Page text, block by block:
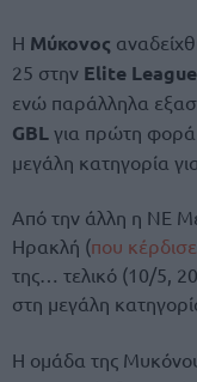
Η Μύκονος
25 στην Elite League
ενώ παράλληλα
GBL για πρώτη φορά
μεγάλη κατηγορία
Από την άλλη η ΝΕ
Ηρακλή (που
της… τελικό (10/5,
στη μεγάλη
Η ομάδα της